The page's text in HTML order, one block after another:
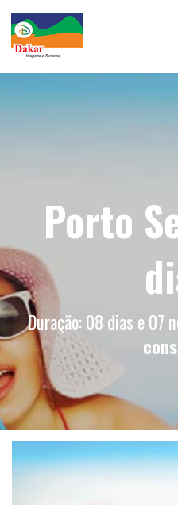
Porto
Duração: 08 dias e 07